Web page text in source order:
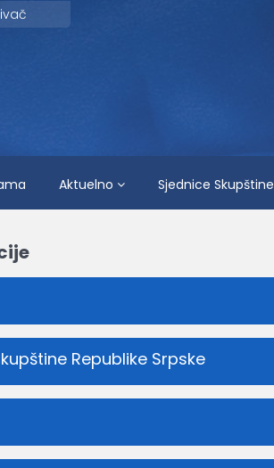
Aktuelno Sjednice Skupštine
Republike Srpske